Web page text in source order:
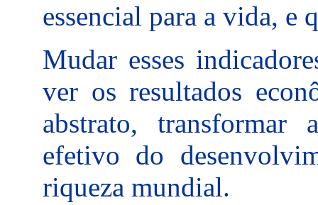
essencial para a vida, e
Mudar esses
ver os resultados
abstrato, transformar
efetivo do
riqueza mundial.